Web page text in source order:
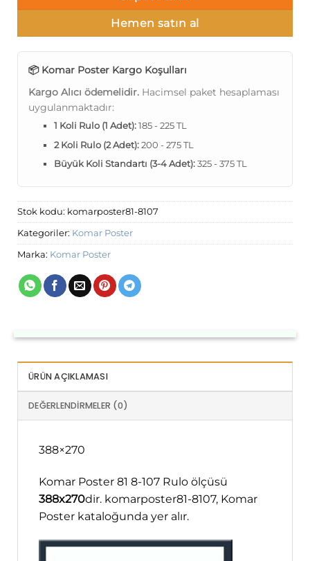
Hemen satın al
📦 Komar Poster Kargo Koşulları
Kargo Alıcı ödemelidir. Hacimsel paket hesaplaması
uygulanmaktadır:
1 Koli Rulo (1 Adet):185 - 225 TL
2 Koli Rulo (2 Adet):200 - 275 TL
Büyük Koli Standartı (3-4 Adet):325 - 375 TL
Stok kodu: komarposter81-8107
Kategoriler: Komar Poster
Marka: Komar Poster
ÜRÜN AÇIKLAMASI
DEĞERLENDIRMELER (0)
388×270
Komar Poster 81 8-107 Rulo ölçüsü
388x270dir. komarposter81-8107, Komar
Poster kataloğunda yer alır.